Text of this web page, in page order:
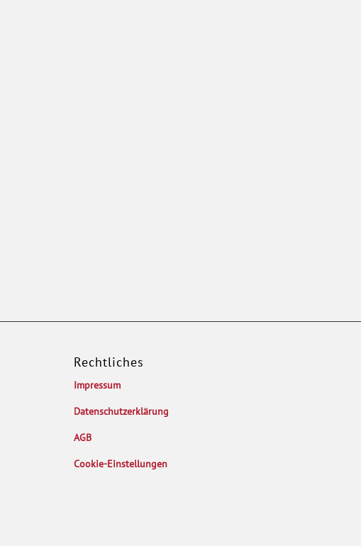
Rechtliches
Impressum
Datenschutzerklärung
AGB
Cookie-Einstellungen